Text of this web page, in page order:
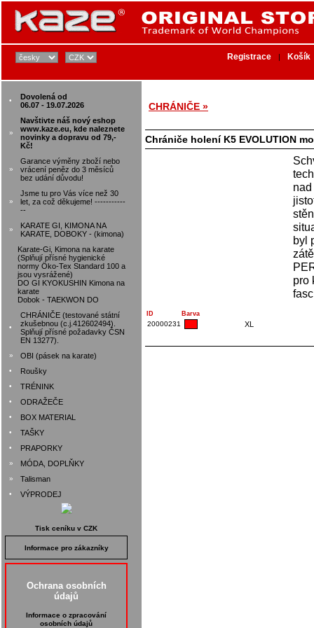
•
Dovolená od
06.07 - 19.07.2026
»
Navštivte náš nový eshop
www.kaze.eu, kde naleznete
novinky a dopravu od 79,-
Kč!
»
Garance výměny zboží nebo
vrácení peněz do 3 měsíců
bez udání důvodu!
»
Jsme tu pro Vás více než 30
let, za což děkujeme! -----------
--
»
KARATE GI, KIMONA NA
KARATE, DOBOKY - (kimona)
Karate-Gi, Kimona na karate
(Splňují přísné hygienické
normy Öko-Tex Standard 100 a
jsou vysrážené)
DO GI KYOKUSHIN Kimona na
karate
Dobok - TAEKWON DO
•
CHRÁNIČE (testované státní
zkušebnou (c.j.412602494).
Splňují přísné požadavky ČSN
EN 13277).
» OBI (pásek na karate)
• Roušky
• TRÉNINK
• ODRAŽEČE
• BOX MATERIAL
• TAŠKY
• PRAPORKY
» MÓDA, DOPLŇKY
» Talisman
• VÝPRODEJ
Tisk ceníku v CZK
Informace pro zákazníky
Ochrana osobních
údajů
Informace o zpracování
osobních údajů
Registrace | Košík
CHRÁNIČE »
Chrániče holení K5 EVOLUTION
byl
pro
ID Barva
20000231 XL